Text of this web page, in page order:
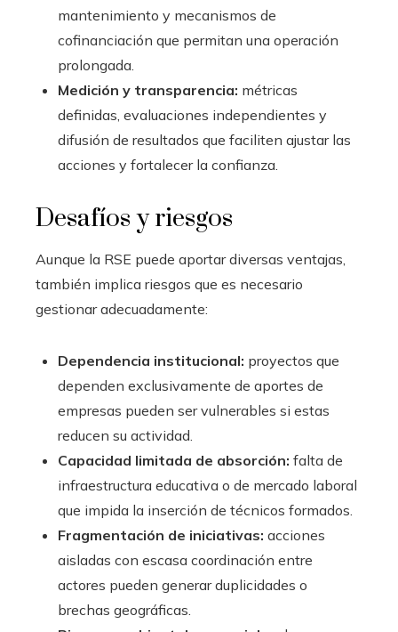
mantenimiento y mecanismos de
cofinanciación que permitan una operación
prolongada.
Medición y transparencia: métricas
definidas, evaluaciones independientes y
difusión de resultados que faciliten ajustar las
acciones y fortalecer la confianza.
Desafíos y riesgos
Aunque la RSE puede aportar diversas ventajas,
también implica riesgos que es necesario
gestionar adecuadamente:
Dependencia institucional: proyectos que
dependen exclusivamente de aportes de
empresas pueden ser vulnerables si estas
reducen su actividad.
Capacidad limitada de absorción: falta de
infraestructura educativa o de mercado laboral
que impida la inserción de técnicos formados.
Fragmentación de iniciativas: acciones
aisladas con escasa coordinación entre
actores pueden generar duplicidades o
brechas geográficas.